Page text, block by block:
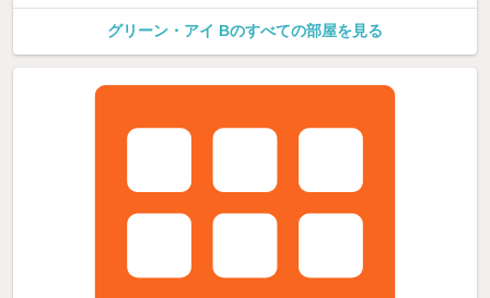
グリーン・アイ Bのすべての部屋を見る